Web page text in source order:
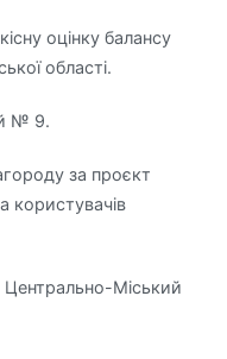
оцінку балансу
області.
№ 9.
за проєкт
користувачів
Центрально-Міський